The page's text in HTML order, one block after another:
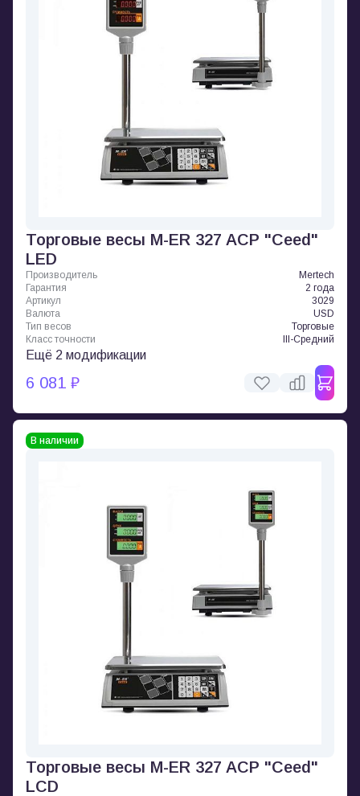
Торговые весы M-ER 327 ACP "Ceed"
LED
Производитель
Mertech
Гарантия
2 года
Артикул
3029
Валюта
USD
Тип весов
Торговые
Класс точности
III-Средний
Ещё 2 модификации
6 081 ₽
В наличии
Торговые весы M-ER 327 ACP "Ceed"
LCD